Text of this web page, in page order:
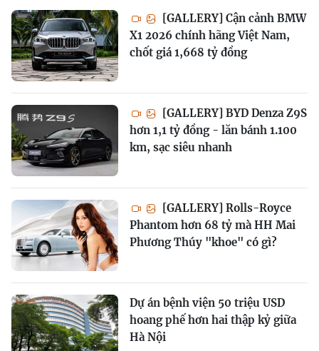
[GALLERY] Cận cảnh BMW
X1 2026 chính hãng Việt Nam,
chốt giá 1,668 tỷ đồng
[GALLERY] BYD Denza Z9S
hơn 1,1 tỷ đồng - lăn bánh 1.100
km, sạc siêu nhanh
[GALLERY] Rolls-Royce
Phantom hơn 68 tỷ mà HH Mai
Phương Thúy "khoe" có gì?
Dự án bệnh viện 50 triệu USD
hoang phế hơn hai thập kỷ giữa
Hà Nội